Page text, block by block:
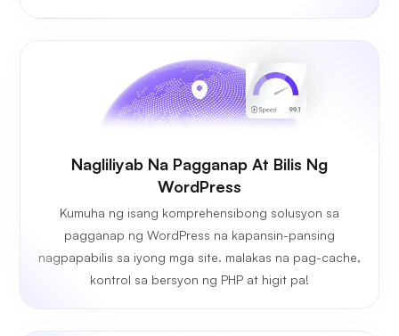
Nagliliyab Na Pagganap At Bilis Ng
WordPress
Kumuha ng isang komprehensibong solusyon sa
pagganap ng WordPress na kapansin-pansing
nagpapabilis sa iyong mga site. malakas na pag-cache,
kontrol sa bersyon ng PHP at higit pa!